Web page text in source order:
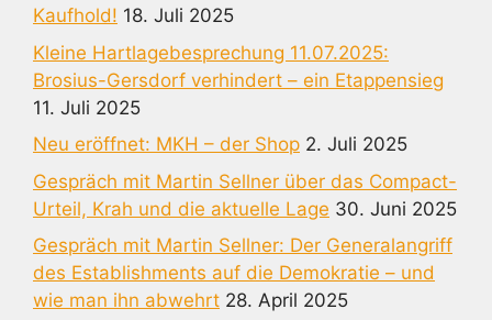
Kaufhold! 18. Juli 2025
Kleine Hartlagebesprechung 11.07.2025:
Brosius-Gersdorf verhindert – ein Etappensieg
11. Juli 2025
Neu eröffnet: MKH – der Shop 2. Juli 2025
Gespräch mit Martin Sellner über das Compact-
Urteil, Krah und die aktuelle Lage 30. Juni 2025
Gespräch mit Martin Sellner: Der Generalangriff
des Establishments auf die Demokratie – und
wie man ihn abwehrt 28. April 2025